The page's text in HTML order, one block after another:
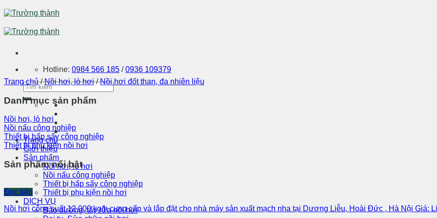
Skip
to
Hotline: 0984 566 185 /0936 109379
Trang chủ
Giới thiệu
Sản phẩm
Nồi hơi, lò hơi
Nồi nấu công nghiệp
Thiết bị hấp sấy công nghiệp
Thiết bị phụ kiện nồi hơi
DỊCH VỤ
Bảo dưỡng, tẩy rửa nồi hơi
Trang chủ / Nồi hơi, lò hơi / Nồi hơi đốt than, đa nhiên liệu
Danh mục sản phẩm
Nồi hơi, lò hơi
Nồi nấu công nghiệp
Thiết bị hấp sấy công nghiệp
Thiết bị phụ kiện nồi hơi
Sản phẩm nổi bật
Đọc tiếp
Nồi hơi công suất 12 000 kg/h cung cấp và lắp đặt cho nhà máy sản xuất mạch nha tại Dương Liễu, Hoài Đức , Hà Nội Giá: